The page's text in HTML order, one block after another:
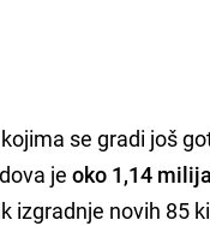
se gradi još
jeoko 1,14
izgradnje novih 85